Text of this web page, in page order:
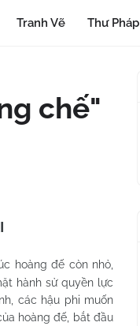
Tranh Vẽ Thư Pháp
chế"
hoàng đế còn nhỏ,
hành sử quyền lực
các hậu phi muốn
hoàng đế, bắt đầu